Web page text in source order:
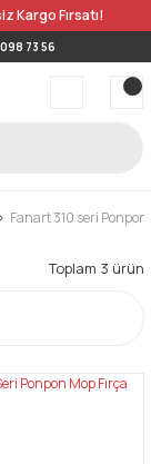
Kargo Fırsatı!
73 56
Fanart 310 seri Ponpon
Toplam 3 ürün